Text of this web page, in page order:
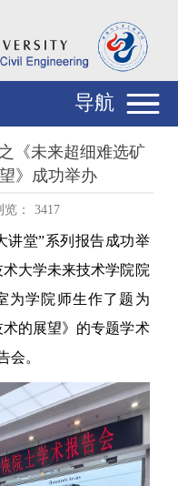
导航
《未来超细难选矿
》成功举办
览： 3417
讲堂”系列报告成功举
术大学未来技术学院院
为学院师生作了题为
的展望》 的专题学术
会。